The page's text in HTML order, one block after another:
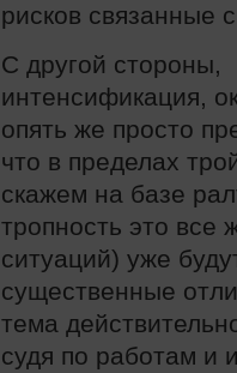
рисков связанные
С другой стороны,
интенсификация,
опять же просто
что в пределах
скажем на базе
тропность это все
ситуаций) уже
существенные
тема
судя по работам и